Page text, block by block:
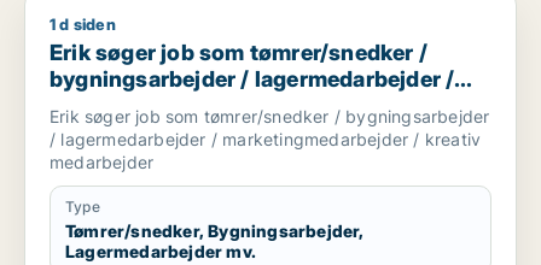
Erik søger job som tømrer/snedker / bygningsarbejder /
1 d siden
Erik søger job som tømrer/snedker /
bygningsarbejder / lagermedarbejder /
marketingmedarbejder / kreativ
medarbejder
Erik søger job som tømrer/snedker / bygningsarbejder
/ lagermedarbejder / marketingmedarbejder / kreativ
medarbejder
Type
Tømrer/snedker, Bygningsarbejder,
Lagermedarbejder mv.